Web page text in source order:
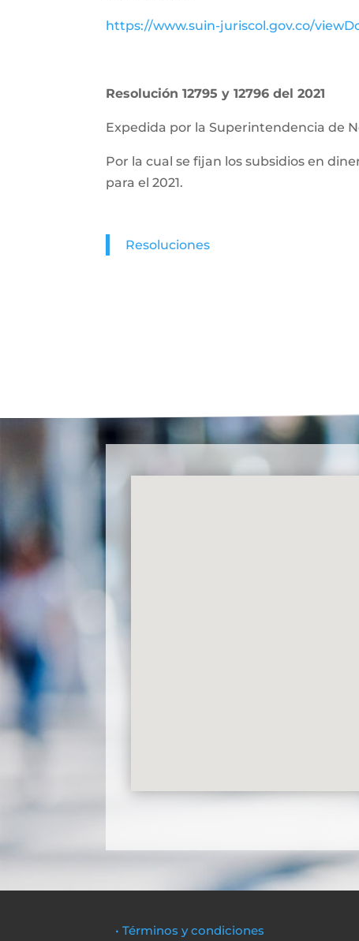
https://www.suin-juriscol.gov.co/
Resolución 12795 y 12796 del 2021
Expedida por la Superintendencia de
Por la cual se fijan los subsidios en
para el 2021.
Resoluciones
• Términos y condiciones